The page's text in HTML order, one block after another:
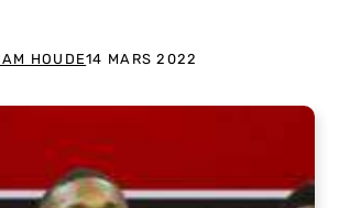
HOUDE14 MARS 2022